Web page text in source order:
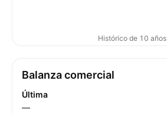
Histórico de 10 años
Balanza comercial
Última
—